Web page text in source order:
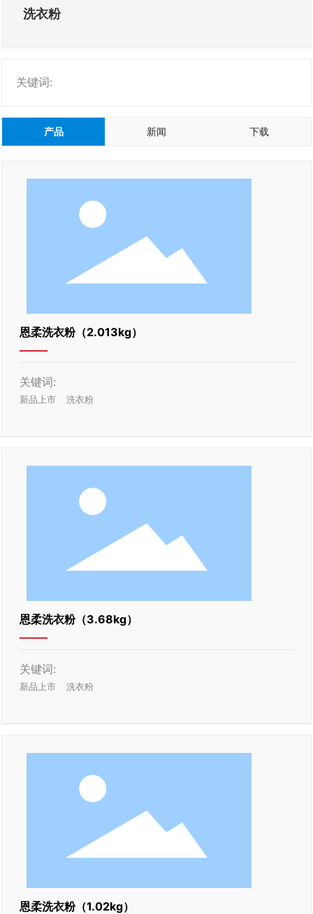
洗衣粉
关键词:
产品 新闻 下载
恩柔洗衣粉（2.013kg）
关键词:
新品上市 洗衣粉
恩柔洗衣粉（3.68kg）
关键词:
新品上市 洗衣粉
恩柔洗衣粉（1.02kg）